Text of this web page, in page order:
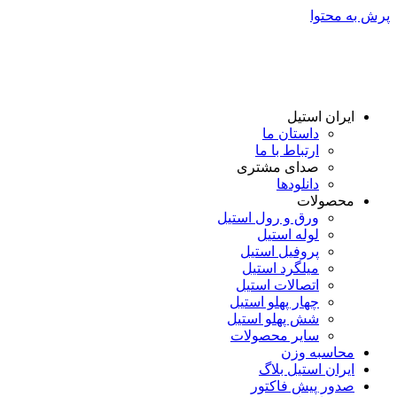
پرش به محتوا
ایران استیل
داستان ما
ارتباط با ما
صدای مشتری
دانلود‌ها
محصولات
ورق و رول استیل
لوله استیل
پروفیل استیل
میلگرد استیل
اتصالات استیل
چهار پهلو استیل
شش پهلو استیل
سایر محصولات
محاسبه وزن
ایران استیل بلاگ
صدور پیش فاکتور